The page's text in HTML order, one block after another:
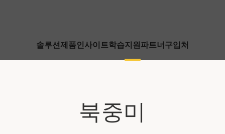
솔루션제품인사이트학습지원파트너구입처
북중미